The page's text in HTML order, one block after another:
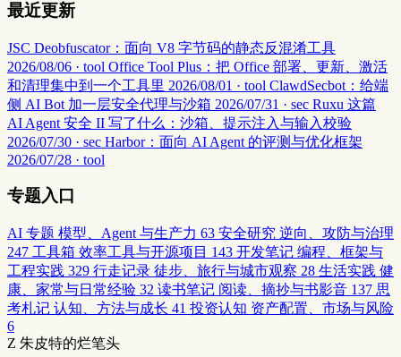
最近更新
JSC Deobfuscator：面向 V8 字节码的静态反混淆工具
2026/08/06 · tool Office Tool Plus：把 Office 部署、更新、激活
和清理集中到一个工具里 2026/08/01 · tool ClawdSecbot：给端
侧 AI Bot 加一层安全代理与沙箱 2026/07/31 · sec Ruxu 这篇
AI Agent 安全 II 写了什么：沙箱、提示注入与输入校验
2026/07/30 · sec Harbor：面向 AI Agent 的评测与优化框架
2026/07/28 · tool
专题入口
AI 专题 模型、Agent 与生产力 63 安全研究 逆向、攻防与治理
247 工具箱 效率工具与开源项目 143 开发笔记 编程、框架与
工程实践 329 行走记录 徒步、旅行与城市观察 28 生活实践 健
康、家常与日常经验 32 读书笔记 阅读、摘抄与书影音 137 思
考札记 认知、方法与成长 41 投资认知 资产配置、市场与风险
6
Z 朱皮特的烂笔头